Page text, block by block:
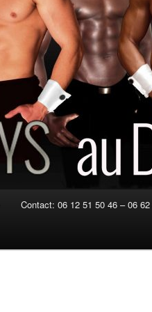
Contact: 06 12 51 50 46 – 06